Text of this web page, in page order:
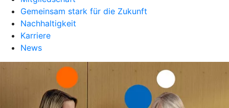
Gemeinsam stark für die Zukunft
Nachhaltigkeit
Karriere
News